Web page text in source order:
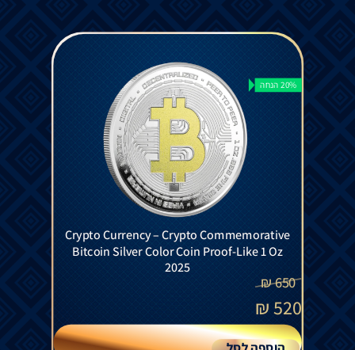
20% הנחה
Crypto Currency – Crypto Commemorative
Bitcoin Silver Color Coin Proof-Like 1 Oz
2025
650
₪
520
₪